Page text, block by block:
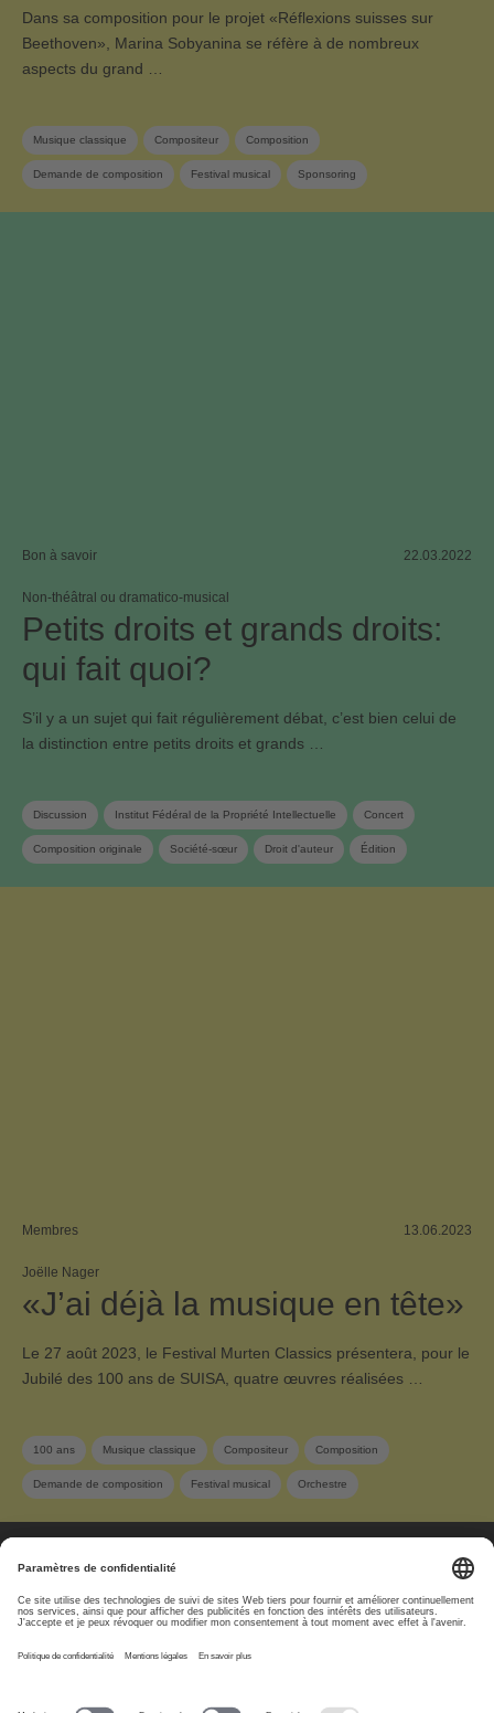
Dans sa composition pour le projet «Réflexions suisses sur
Beethoven», Marina Sobyanina se réfère à de nombreux
aspects du grand …
Musique classique Compositeur Composition
Demande de composition Festival musical Sponsoring
Bon à savoir 22.03.2022
Non-théâtral ou dramatico-musical
Petits droits et grands droits:
qui fait quoi?
S’il y a un sujet qui fait régulièrement débat, c’est bien celui de
la distinction entre petits droits et grands …
Discussion Institut Fédéral de la Propriété Intellectuelle Concert
Composition originale Société-sœur Droit d'auteur Édition
Membres 13.06.2023
Joëlle Nager
«J’ai déjà la musique en tête»
Le 27 août 2023, le Festival Murten Classics présentera, pour le
Jubilé des 100 ans de SUISA, quatre œuvres réalisées …
100 ans Musique classique Compositeur Composition
Demande de composition Festival musical Orchestre
www.suisa.ch